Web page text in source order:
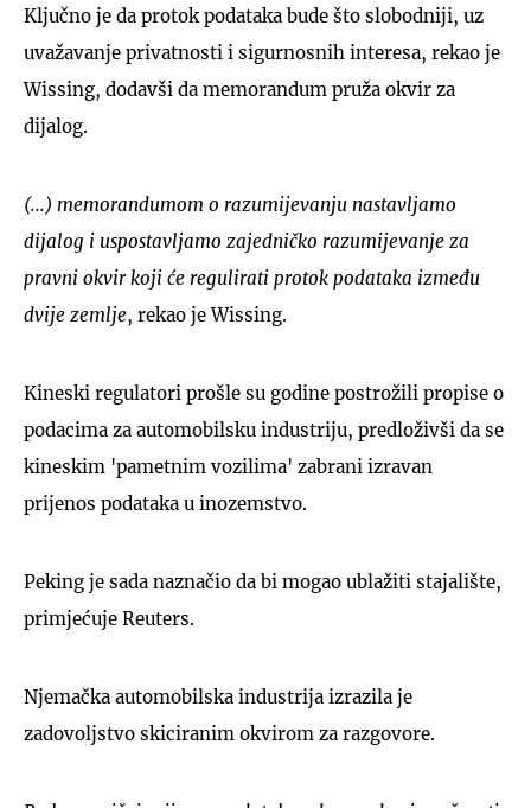
Ključno je da protok podataka bude što slobodniji, uz
uvažavanje privatnosti i sigurnosnih interesa, rekao je
Wissing, dodavši da memorandum pruža okvir za
dijalog.
(...) memorandumom o razumijevanju nastavljamo
dijalog i uspostavljamo zajedničko razumijevanje za
pravni okvir koji će regulirati protok podataka između
dvije zemlje, rekao je Wissing.
Kineski regulatori prošle su godine postrožili propise o
podacima za automobilsku industriju, predloživši da se
kineskim 'pametnim vozilima' zabrani izravan
prijenos podataka u inozemstvo.
Peking je sada naznačio da bi mogao ublažiti stajalište,
primjećuje Reuters.
Njemačka automobilska industrija izrazila je
zadovoljstvo skiciranim okvirom za razgovore.